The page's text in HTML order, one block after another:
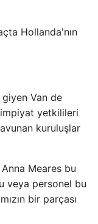
Hollanda'nın
Van de
yetkilileri
kuruluşlar
Meares bu
veya personel bu
bir parçası